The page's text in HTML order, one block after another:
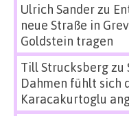
Ulrich Sanderzu
neue Straße in
Goldstein tragen
Till Strucksbergzu
Dahmen fühlt sich
Karacakurtoglu